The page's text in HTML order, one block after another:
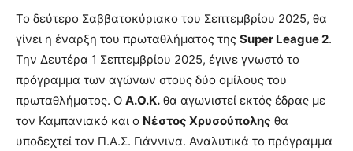
Το δεύτερο Σαββατοκύριακο του Σεπτεμβρίου 2025, θα
γίνει η έναρξη του πρωταθλήματος της Super League 2.
Την Δευτέρα 1 Σεπτεμβρίου 2025, έγινε γνωστό το
πρόγραμμα των αγώνων στους δύο ομίλους του
πρωταθλήματος. Ο Α.Ο.Κ. θα αγωνιστεί εκτός έδρας με
τον Καμπανιακό και ο Νέστος Χρυσούπολης θα
υποδεχτεί τον Π.Α.Σ. Γιάννινα. Αναλυτικά το πρόγραμμα